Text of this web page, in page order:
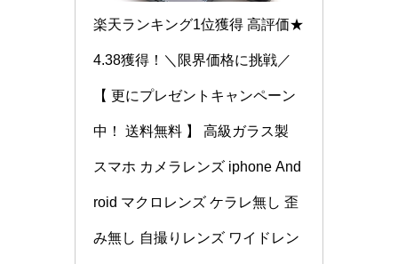
楽天ランキング1位獲得 高評価★
4.38獲得！＼限界価格に挑戦／
【 更にプレゼントキャンペーン
中！ 送料無料 】 高級ガラス製
スマホ カメラレンズ iphone And
roid マクロレンズ ケラレ無し 歪
み無し 自撮りレンズ ワイドレン